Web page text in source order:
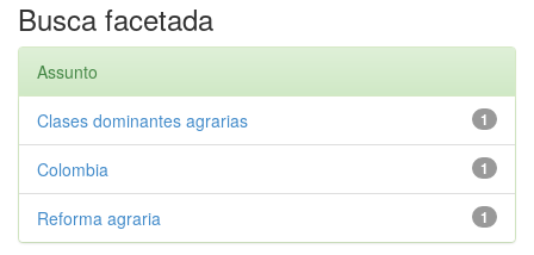
Busca facetada
Assunto
1
Clases dominantes agrarias
1
Colombia
1
Reforma agraria